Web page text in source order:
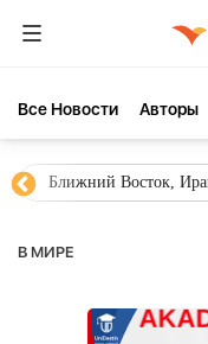
Все Новости Aвторы
Ближний Восток,
В МИРЕ